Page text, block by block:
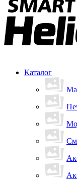
Каталог